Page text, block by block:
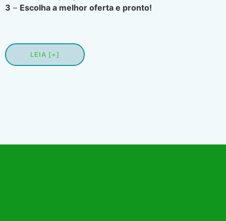
3 – Escolha a melhor oferta e pronto!
LEIA [+]